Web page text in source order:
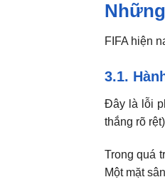
FIFA hiện
3.1.
Đây là lỗi
thắng rõ
Trong quá
Một mặt